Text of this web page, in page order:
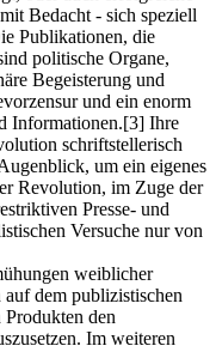
Bedacht - sich speziell
Publikationen, die
politische Organe,
Begeisterung und
und ein enorm
Informationen.[3] Ihre
schriftstellerisch
um ein eigenes
Revolution, im Zuge der
Presse- und
Versuche nur von
weiblicher
dem publizistischen
den
Im weiteren